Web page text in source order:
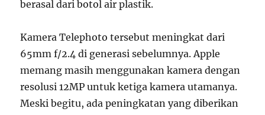
berasal dari botol air plastik.
Kamera Telephoto tersebut meningkat dari
65mm f/2.4 di generasi sebelumnya. Apple
memang masih menggunakan kamera dengan
resolusi 12MP untuk ketiga kamera utamanya.
Meski begitu, ada peningkatan yang diberikan